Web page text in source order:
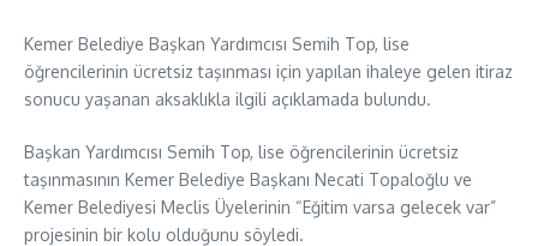
Kemer Belediye Başkan Yardımcısı Semih Top, lise
öğrencilerinin ücretsiz taşınması için yapılan ihaleye gelen itiraz
sonucu yaşanan aksaklıkla ilgili açıklamada bulundu.
Başkan Yardımcısı Semih Top, lise öğrencilerinin ücretsiz
taşınmasının Kemer Belediye Başkanı Necati Topaloğlu ve
Kemer Belediyesi Meclis Üyelerinin “Eğitim varsa gelecek var”
projesinin bir kolu olduğunu söyledi.